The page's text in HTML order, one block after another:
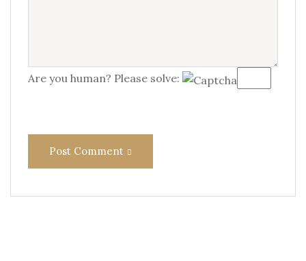
Are you human? Please solve:
Post Comment